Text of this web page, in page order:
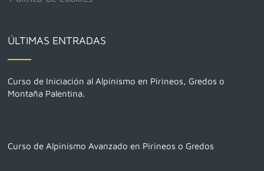
ÚLTIMAS ENTRADAS
Curso de Iniciación al Alpinismo en Pirineos, Gredos o
Montaña Palentina.
Curso de Alpinismo Avanzado en Pirineos o Gredos